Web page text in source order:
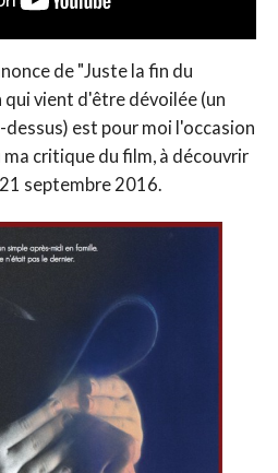
de "Juste la fin du
vient d'être dévoilée (un
est pour moi l'occasion
ma critique du film, à découvrir
septembre 2016.